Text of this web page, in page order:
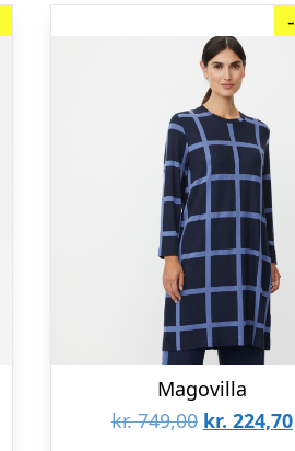
Magovilla
kr.749,00 Den
kr. 224,70